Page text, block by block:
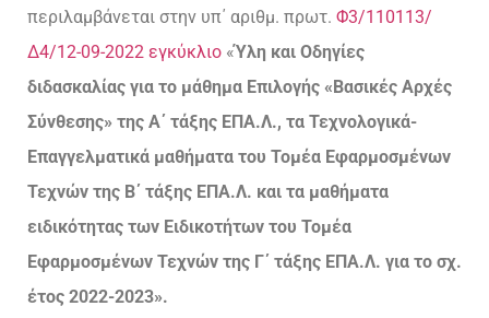
περιλαμβάνεται στην υπ΄ αριθμ. πρωτ. Φ3/110113/
Δ4/12-09-2022 εγκύκλιο «Ύλη και Οδηγίες
διδασκαλίας για το μάθημα Επιλογής «Βασικές Αρχές
Σύνθεσης» της Α΄ τάξης ΕΠΑ.Λ., τα Τεχνολογικά-
Επαγγελματικά μαθήματα του Τομέα Εφαρμοσμένων
Τεχνών της Β΄ τάξης ΕΠΑ.Λ. και τα μαθήματα
ειδικότητας των Ειδικοτήτων του Τομέα
Εφαρμοσμένων Τεχνών της Γ΄ τάξης ΕΠΑ.Λ. για το σχ.
έτος 2022-2023».